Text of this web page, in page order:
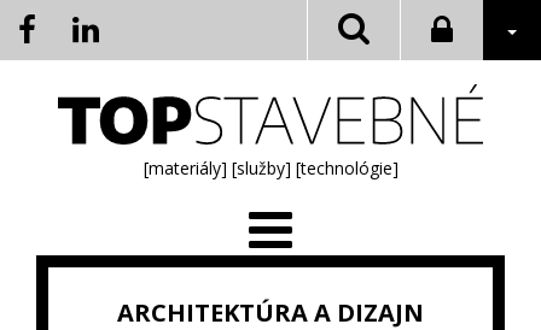
[materiály] [služby] [technológie]
ARCHITEKTÚRA A DIZAJN